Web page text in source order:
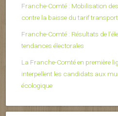
Franche-Comté : Mobilisation
contre la baisse du tarif
Franche-Comté : Résultats de
tendances électorales
La Franche-Comté en première
interpellent les candidats aux
écologique